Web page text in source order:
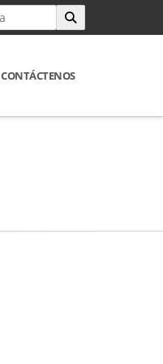
CONTÁCTENOS